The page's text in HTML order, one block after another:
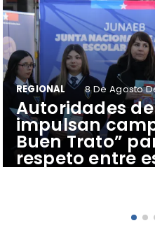
Autoridades
impulsan
Buen Trato”
respeto entre
REGIONAL 8 De Agosto